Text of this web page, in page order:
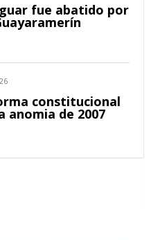
fue abatido por
constitucional
anomia de 2007